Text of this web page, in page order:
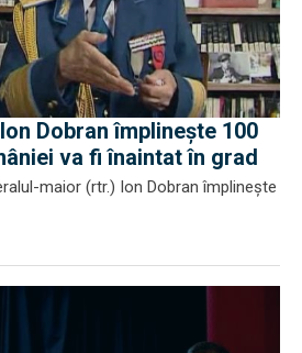
Dobran împlinește 100
va fi înaintat în grad
maior (rtr.) Ion Dobran împlinește